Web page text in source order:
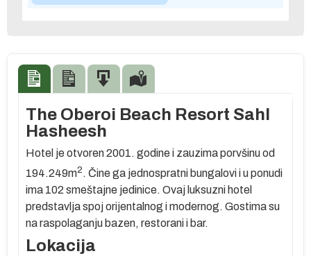
The Oberoi Beach Resort Sahl
Hasheesh
Hotel je otvoren 2001. godine i zauzima porvšinu od
194.249m2 . Čine ga jednospratni bungalovi i u ponudi
ima 102 smeštajne jedinice. Ovaj luksuzni hotel
predstavlja spoj orijentalnog i modernog. Gostima su
na raspolaganju bazen, restorani i bar.
Lokacija